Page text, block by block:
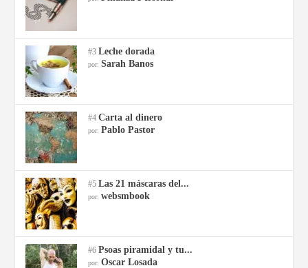
#3Leche dorada
por:Sarah Banos
#4Carta al dinero
por: Pablo Pastor
#5Las 21 máscaras del...
por:websmbook
#6Psoas piramidal y tu...
por:Oscar Losada